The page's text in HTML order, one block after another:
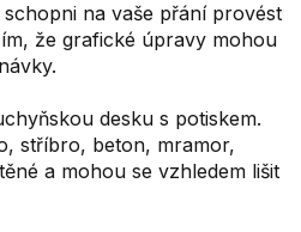
na vaše přání provést
že grafické úpravy mohou
desku s potiskem.
stříbro, beton, mramor,
a mohou se vzhledem lišit